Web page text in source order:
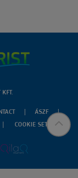
KFT.
ÁSZF
COOKIE SETTINGS